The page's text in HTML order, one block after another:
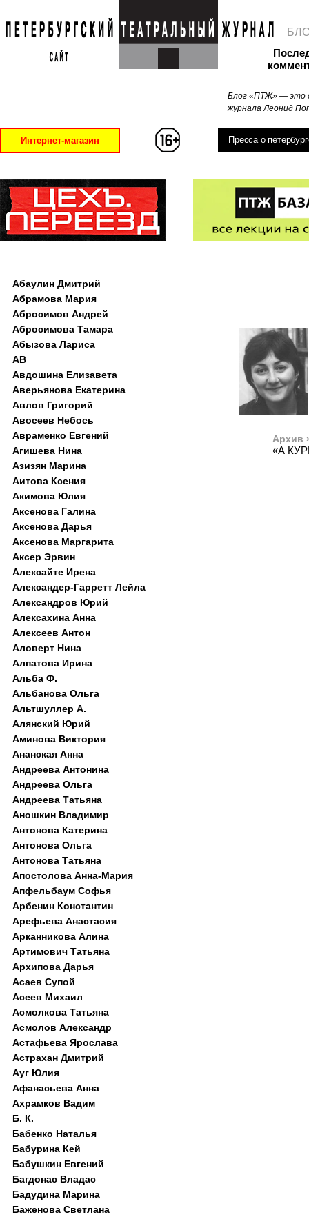
Блог «ПТЖ» — это
журнала Леонид
Интернет-магазин Пресса о
Архив
«А
Абаулин Дмитрий
Абрамова Мария
Абросимов Андрей
Абросимова Тамара
Абызова Лариса
АВ
Авдошина Елизавета
Аверьянова Екатерина
Авлов Григорий
Авосеев Небось
Авраменко Евгений
Агишева Нина
Азизян Марина
Аитова Ксения
Акимова Юлия
Аксенова Галина
Аксенова Дарья
Аксенова Маргарита
Аксер Эрвин
Алексайте Ирена
Александер-Гарретт Лейла
Александров Юрий
Алексахина Анна
Алексеев Антон
Аловерт Нина
Алпатова Ирина
Альба Ф.
Альбанова Ольга
Альтшуллер А.
Алянский Юрий
Аминова Виктория
Ананская Анна
Андреева Антонина
Андреева Ольга
Андреева Татьяна
Аношкин Владимир
Антонова Катерина
Антонова Ольга
Антонова Татьяна
Апостолова Анна-Мария
Апфельбаум Софья
Арбенин Константин
Арефьева Анастасия
Арканникова Алина
Артимович Татьяна
Архипова Дарья
Асаев Супой
Асеев Михаил
Асмолкова Татьяна
Асмолов Александр
Астафьева Ярослава
Астрахан Дмитрий
Ауг Юлия
Афанасьева Анна
Ахрамков Вадим
Б. К.
Бабенко Наталья
Бабурина Кей
Бабушкин Евгений
Багдонас Владас
Бадудина Марина
Баженова Светлана